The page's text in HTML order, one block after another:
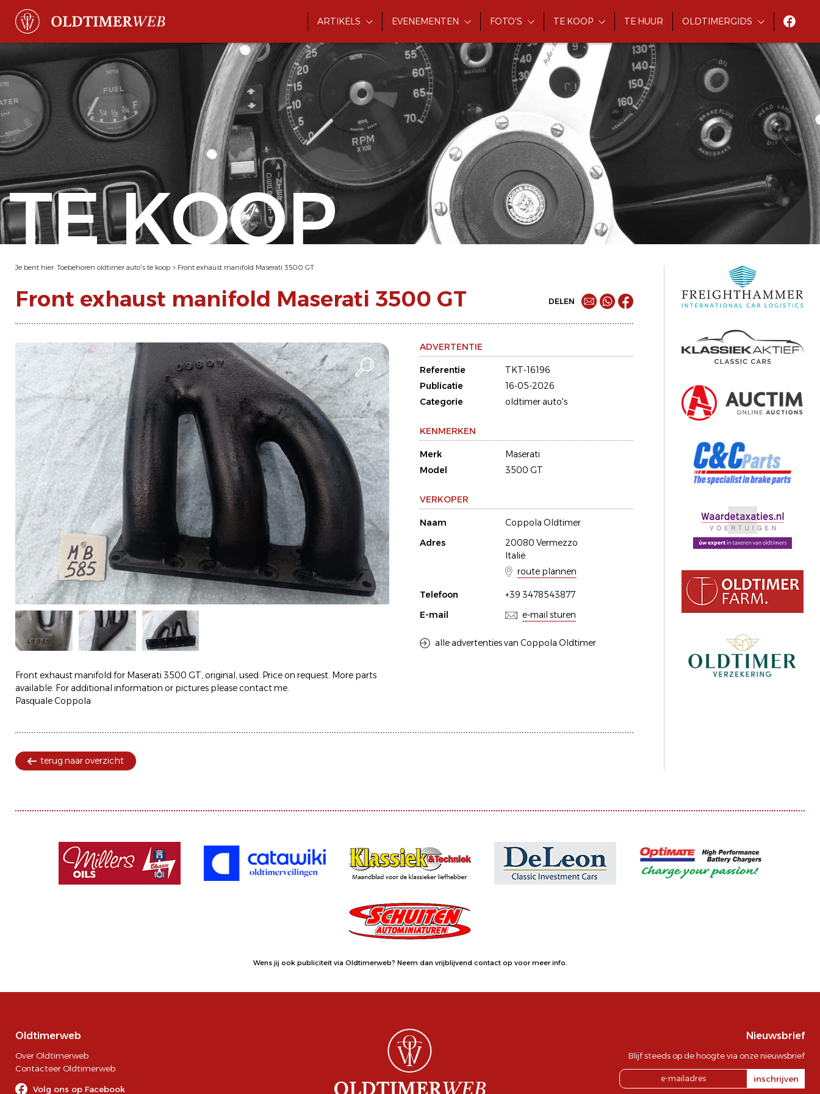
ARTIKELS EVENEMENTEN FOTO'S TE KOOP TE HUUR OLDTIMERGIDS
TE KOOP
Je bent hier: Toebehoren oldtimer auto's te koop > Front exhaust manifold Maserati 3500 GT
Front exhaust manifold Maserati 3500 GT DELEN
Front exhaust manifold for Maserati 3500 GT, original, used. Price on request. More parts
available. For additional information or pictures please contact me.
Pasquale Coppola
ADVERTENTIE
Referentie
TKT-16196
Publicatie
16-05-2026
Categorie
oldtimer auto's
KENMERKEN
Merk
Maserati
Model
3500 GT
VERKOPER
Naam
Coppola Oldtimer
Adres
20080 Vermezzo
Italië
route plannen
Telefoon
+39 3478543877
E-mail
e-mail sturen
alle advertenties van Coppola Oldtimer
terug naar overzicht
Wens jij ook publiciteit via Oldtimerweb? Neem dan vrijblijvend contact op voor meer info.
Oldtimerweb
Over Oldtimerweb
Contacteer Oldtimerweb
Volg ons op Facebook
Nieuwsbrief
Blijf steeds op de hoogte via onze nieuwsbrief
inschrijven